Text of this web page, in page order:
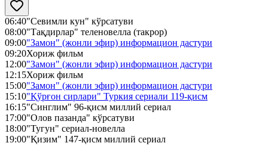
06:40"Севимли кун" кўрсатуви
08:00"Тақдирлар" теленовелла (такрор)
09:00"Замон" (жонли эфир) информацион дастури
09:20Хориж фильм
12:00"Замон" (жонли эфир) информацион дастури
12:15Хориж фильм
15:00"Замон" (жонли эфир) информацион дастури
15:10"Қўрғон сирлари" Туркия сериали 119-қисм
16:15"Синглим" 96-қисм миллий сериал
17:00"Олов пазанда" кўрсатуви
18:00"Тугун" сериал-новелла
19:00"Қизим" 147-қисм миллий сериал